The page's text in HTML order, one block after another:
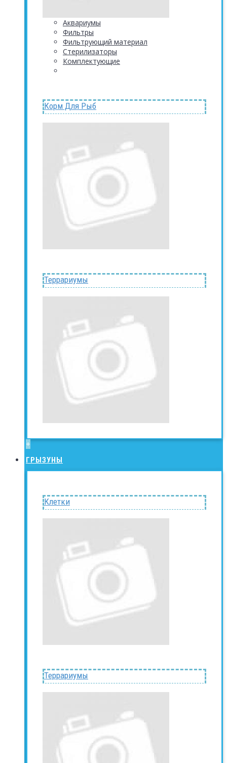
Аквариумы
Фильтры
Фильтрующий материал
Стерилизаторы
Комплектующие
Корм Для Рыб
Террариумы
+
ГРЫЗУНЫ
Клетки
Террариумы